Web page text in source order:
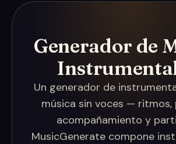
Generador de
Un generador de
música sin voces — ritmos,
acompañamiento y
MusicGenerate compone